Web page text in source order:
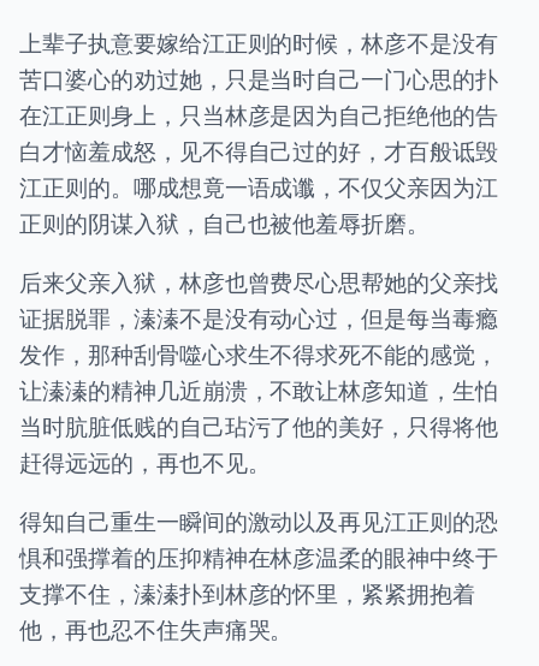
上辈子执意要嫁给江正则的时候，林彦不是没有
苦口婆心的劝过她，只是当时自己一门心思的扑
在江正则身上，只当林彦是因为自己拒绝他的告
白才恼羞成怒，见不得自己过的好，才百般诋毁
江正则的。哪成想竟一语成谶，不仅父亲因为江
正则的阴谋入狱，自己也被他羞辱折磨。
后来父亲入狱，林彦也曾费尽心思帮她的父亲找
证据脱罪，溱溱不是没有动心过，但是每当毒瘾
发作，那种刮骨噬心求生不得求死不能的感觉，
让溱溱的精神几近崩溃，不敢让林彦知道，生怕
当时肮脏低贱的自己玷污了他的美好，只得将他
赶得远远的，再也不见。
得知自己重生一瞬间的激动以及再见江正则的恐
惧和强撑着的压抑精神在林彦温柔的眼神中终于
支撑不住，溱溱扑到林彦的怀里，紧紧拥抱着
他，再也忍不住失声痛哭。